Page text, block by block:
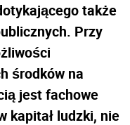
także
Przy
środków na
jest fachowe
kapitał ludzki, nie